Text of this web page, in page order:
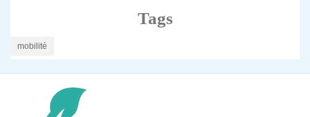
Tags
mobilité